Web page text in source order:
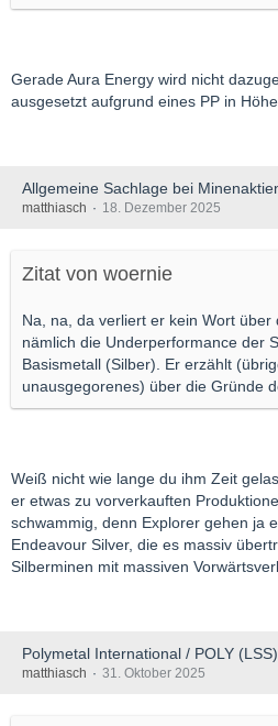
Gruß,
Gerade Aura Energy wird nicht
ausgesetzt aufgrund eines PP in
Allgemeine Sachlage bei
matthiasch 18. Dezember 2025
Zitat von woernie
Na, na, da verliert er kein Wort
nämlich die Underperformance der
Basismetall (Silber). Er erzählt
unausgegorenes) über die Gründe
Weiß nicht wie lange du ihm Zeit
er etwas zu vorverkauften
schwammig, denn Explorer gehen ja
Endeavour Silver, die es massiv
Silberminen mit massiven
Polymetal International / POLY (LSS)
matthiasch 31. Oktober 2025